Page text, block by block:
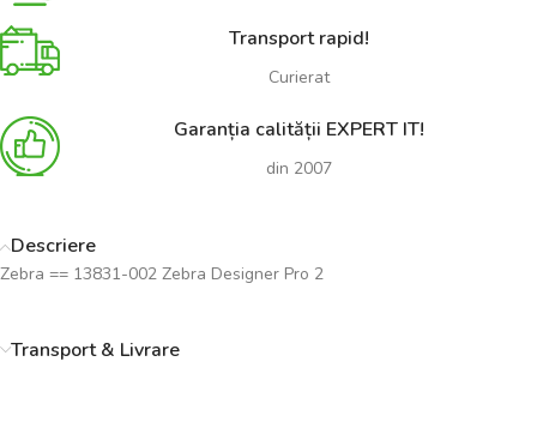
Transport rapid!
Curierat
Garanția calității EXPERT IT!
din 2007
Descriere
Zebra == 13831-002 Zebra Designer Pro 2
Transport & Livrare